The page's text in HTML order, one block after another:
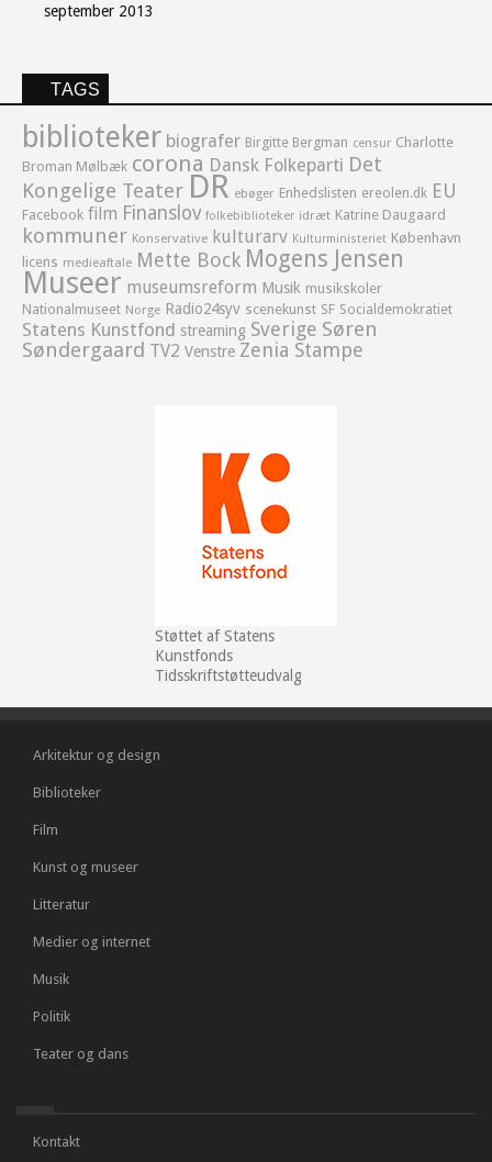
september 2013
TAGS
biblioteker biografer Birgitte Bergman censur Charlotte
Broman Mølbæk corona Dansk Folkeparti Det
Kongelige Teater DR ebøger Enhedslisten ereolen.dk EU
Facebook film Finanslov folkebiblioteker idræt Katrine Daugaard
kommuner Konservative kulturarv Kulturministeriet København
licens medieaftale Mette Bock Mogens Jensen
Museer museumsreform Musik musikskoler
Nationalmuseet Norge Radio24syv scenekunst SF Socialdemokratiet
Statens Kunstfond streaming Sverige Søren
Søndergaard TV2 Venstre Zenia Stampe
Støttet af Statens
Kunstfonds
Tidsskriftstøtteudvalg
Arkitektur og design
Biblioteker
Film
Kunst og museer
Litteratur
Medier og internet
Musik
Politik
Teater og dans
Kontakt